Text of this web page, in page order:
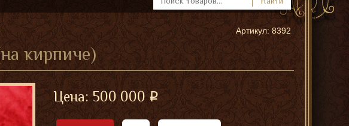
кирпиче)
Артикул: 8392
Цена:500 000